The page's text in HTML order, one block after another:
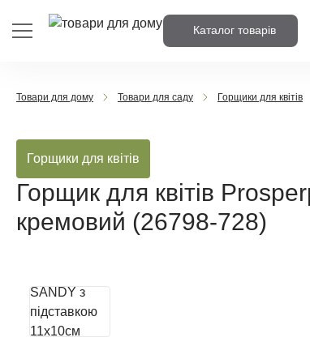
Каталог товарів
Товари для дому Товари для саду Горщики для квітів
Горщики для квітів
Горщик для квітів
кремовий (26798-728)